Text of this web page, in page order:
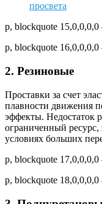
p, blockquote
p, blockquote
2. Резиновые
Проставки за счет
плавности движения
эффекты. Недостаток
ограниченный
условиях больших
p, blockquote
p, blockquote